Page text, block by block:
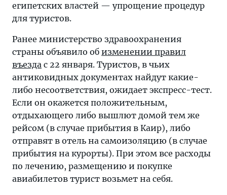
египетских властей — упрощение процедур
для туристов.
Ранее министерство здравоохранения
страны объявило об изменении правил
въезда с 22 января. Туристов, в чьих
антиковидных документах найдут какие-
либо несоответствия, ожидает экспресс-тест.
Если он окажется положительным,
отдыхающего либо вышлют домой тем же
рейсом (в случае прибытия в Каир), либо
отправят в отель на самоизоляцию (в случае
прибытия на курорты). При этом все расходы
по лечению, размещению и покупке
авиабилетов турист возьмет на себя.